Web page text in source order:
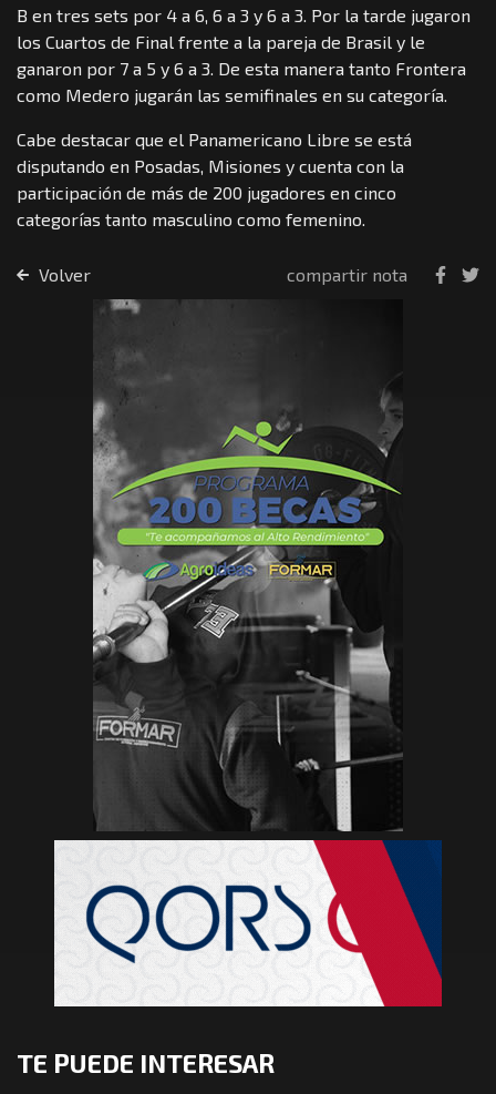
B en tres sets por 4 a 6, 6 a 3 y 6 a 3. Por la tarde jugaron
los Cuartos de Final frente a la pareja de Brasil y le
ganaron por 7 a 5 y 6 a 3. De esta manera tanto Frontera
como Medero jugarán las semifinales en su categoría.
Cabe destacar que el Panamericano Libre se está
disputando en Posadas, Misiones y cuenta con la
participación de más de 200 jugadores en cinco
categorías tanto masculino como femenino.
Volver compartir nota
TE PUEDE INTERESAR